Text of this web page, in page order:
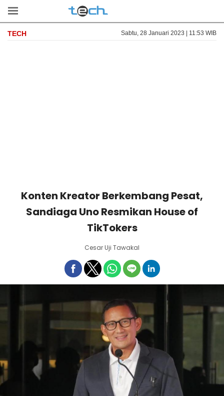
TECH Sabtu, 28 Januari 2023 | 11:53 WIB
Konten Kreator Berkembang Pesat,
Sandiaga Uno Resmikan House of
TikTokers
Cesar Uji Tawakal